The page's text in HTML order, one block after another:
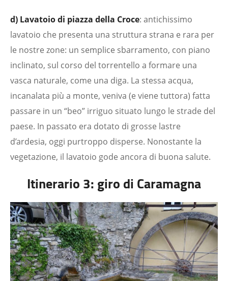
d) Lavatoio di piazza della Croce: antichissimo
lavatoio che presenta una struttura strana e rara per
le nostre zone: un semplice sbarramento, con piano
inclinato, sul corso del torrentello a formare una
vasca naturale, come una diga. La stessa acqua,
incanalata più a monte, veniva (e viene tuttora) fatta
passare in un “beo” irriguo situato lungo le strade del
paese. In passato era dotato di grosse lastre
d’ardesia, oggi purtroppo disperse. Nonostante la
vegetazione, il lavatoio gode ancora di buona salute.
Itinerario 3: giro di Caramagna